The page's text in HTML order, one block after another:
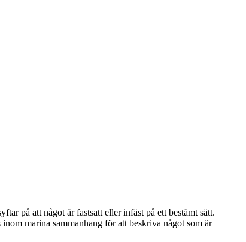
på att något är fastsatt eller infäst på ett bestämt sätt.
marina sammanhang för att beskriva något som är